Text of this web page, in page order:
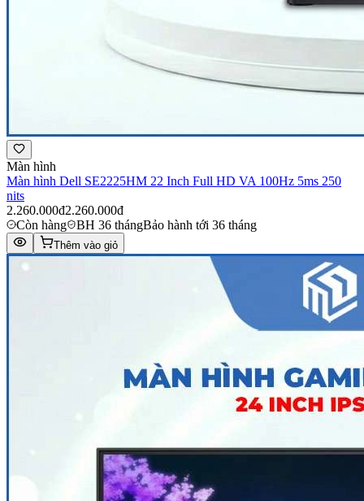
Màn hình
Màn hình Dell SE2225HM 22 Inch Full HD VA 100Hz 5ms 250
nits
2.260.000đ2.260.000đ
Còn hàng
BH 36 thángBảo hành tới 36 tháng
Thêm vào giỏ